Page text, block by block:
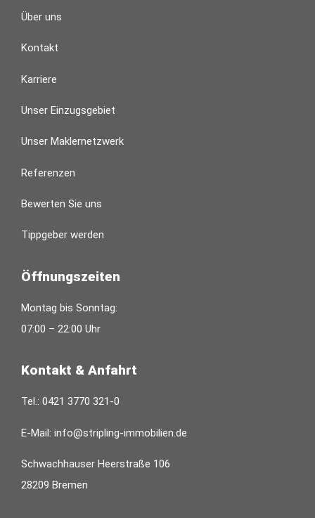
Über uns
Kontakt
Karriere
Unser Einzugsgebiet
Unser Maklernetzwerk
Referenzen
Bewerten Sie uns
Tippgeber werden
Öffnungszeiten
Montag bis Sonntag:
07:00 – 22:00 Uhr
Kontakt & Anfahrt
Tel.: 0421 3770 321-0
E-Mail: info@stripling-immobilien.de
Schwachhauser Heerstraße 106
28209 Bremen